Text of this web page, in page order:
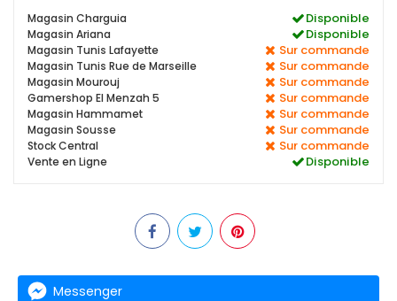
Magasin Charguia Disponible
Magasin Ariana Disponible
Magasin Tunis Lafayette Sur commande
Magasin Tunis Rue de Marseille Sur commande
Magasin Mourouj Sur commande
Gamershop El Menzah 5 Sur commande
Magasin Hammamet Sur commande
Magasin Sousse Sur commande
Stock Central Sur commande
Vente en Ligne Disponible
Messenger